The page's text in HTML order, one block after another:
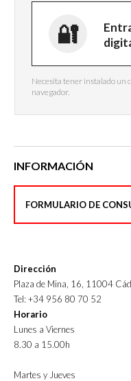
Necesita tener instalado un
navegador.
INFORMACIÓN
FORMULARIO DE
Dirección
Plaza de Mina, 16, 11004
Tel: +34 956 80 70 52
Horario
Lunes a Viernes
8.30 a 15.00h
Martes y Jueves